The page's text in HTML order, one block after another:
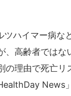
ハイマー病な
、高齢者ではな
理由で死亡リ
News